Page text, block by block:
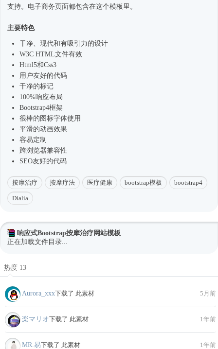
支持。电子商务页面都包含在这个模板里。
主要特色
干净、现代和有吸引力的设计
W3C HTML文件有效
Html5和Css3
用户友好的代码
干净的标记
100%响应布局
Bootstrap4框架
很棒的图标字体使用
平滑的动画效果
容易定制
跨浏览器兼容性
SEO友好的代码
按摩治疗 按摩疗法 医疗健康 bootstrap模板 bootstrap4
Dialia
响应式Bootstrap按摩治疗网站模板
正在加载文件目录...
热度 13
Aurora_xxx下载了 此素材 5月前
楽マリオ下载了 此素材 1年前
MR.易下载了 此素材 1年前